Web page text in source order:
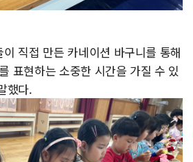
직접 만든 카네이션 바구니를 통해
표현하는 소중한 시간을 가질 수 있
했다.